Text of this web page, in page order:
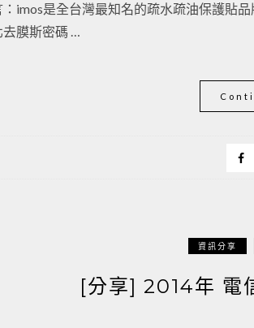
：imos是全台灣最知名的疏水疏油保護貼
去膜斯密碼 …
資訊分享
[分享] 2014年 電